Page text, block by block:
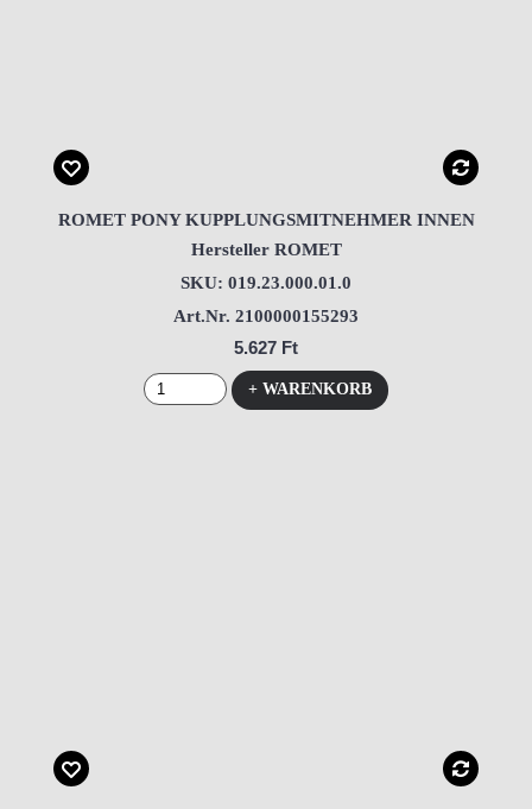
ROMET PONY KUPPLUNGSMITNEHMER INNEN
Hersteller ROMET
SKU: 019.23.000.01.0
Art.Nr. 2100000155293
5.627 Ft
+ WARENKORB